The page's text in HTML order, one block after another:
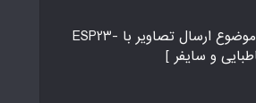
VOD استریم با موضوع ارسال تصاویر با ESP23-